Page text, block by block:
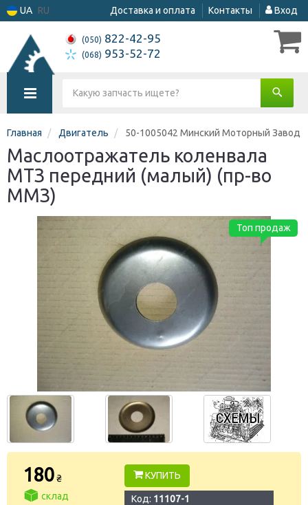
UA RU Доставка и оплата Контакты Вход
(050) 822-42-95
(068) 953-52-72
Главная Двигатель 50-1005042 Минский Моторный Завод
Маслоотражатель коленвала
МТЗ передний (малый) (пр-во
ММЗ)
Топ продаж
180₴
склад
КУПИТЬ
Код: 11107-1